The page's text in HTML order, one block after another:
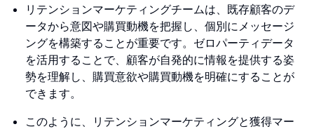
リテンションマーケティングチームは、既存顧客のデ
ータから意図や購買動機を把握し、個別にメッセージ
ングを構築することが重要です。ゼロパーティデータ
を活用することで、顧客が自発的に情報を提供する姿
勢を理解し、購買意欲や購買動機を明確にすることが
できます。
このように、リテンションマーケティングと獲得マー